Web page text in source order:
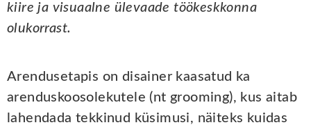
kiire ja visuaalne ülevaade töökeskkonna
olukorrast.
Arendusetapis on disainer kaasatud ka
arenduskoosolekutele (nt grooming), kus aitab
lahendada tekkinud küsimusi, näiteks kuidas